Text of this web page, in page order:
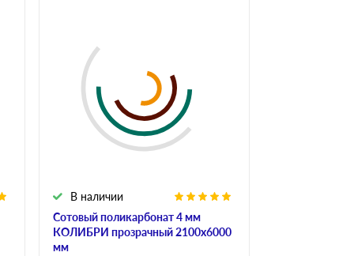
Сотовый поликарбонат 4 мм
КОЛИБРИ прозрачный 2100х6000
мм
В наличии